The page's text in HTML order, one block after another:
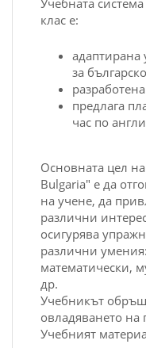
Учебната
клас е:
адаптирана
за
предлага
час по
Основната цел
Bulgaria" е да
на учене, да
различни
осигурява
различни
математически,
др.
Учебникът
овладяването на
Учебният